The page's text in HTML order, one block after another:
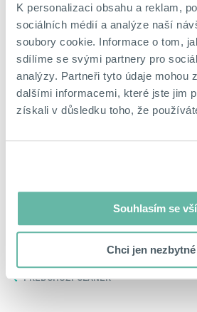
K personalizaci obsahu a reklam,
sociálních médií a analýze naší
soubory cookie. Informace o tom,
sdílíme se svými partnery pro
analýzy. Partneři tyto údaje mohou
dalšími informacemi, které jste jim
získali v důsledku toho, že
Souhlasím se
Chci jen nezbytné
osvobozené od daně z přidané
investory, a to i pro české, je
a přitažlivější díky svému
poslední půlrok se cena
více než 40 %. Jedním z faktorů,
zájem o investice do stříbra
na politickou podporu pro
Sdílet
PŘEDCHOZÍ ČLÁNEK